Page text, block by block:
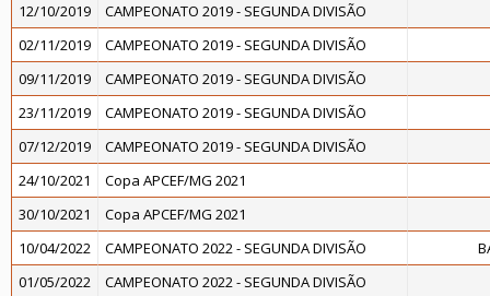
12/10/2019
CAMPEONATO 2019 - SEGUNDA DIVISÃO
02/11/2019
CAMPEONATO 2019 - SEGUNDA DIVISÃO
09/11/2019
CAMPEONATO 2019 - SEGUNDA DIVISÃO
23/11/2019
CAMPEONATO 2019 - SEGUNDA DIVISÃO
07/12/2019
CAMPEONATO 2019 - SEGUNDA DIVISÃO
24/10/2021
Copa APCEF/MG 2021
30/10/2021
Copa APCEF/MG 2021
10/04/2022
CAMPEONATO 2022 - SEGUNDA DIVISÃO
01/05/2022
CAMPEONATO 2022 - SEGUNDA DIVISÃO